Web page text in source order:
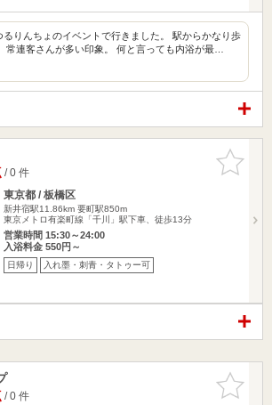
るりんちょのイベントで行きました。 駅からかなり歩
常連客さんが多い印象。 何と言っても内浴が最…
お気に入
りに追加
/ 0 件
東京都 / 板橋区
新井宿駅11.86km 要町駅850m
東京メトロ有楽町線「千川」駅下車、徒歩13分
営業時間 15:30～24:00
入浴料金 550円～
日帰り 入れ墨・刺青・タトゥー可
お気に入
りに追加
/ 0 件